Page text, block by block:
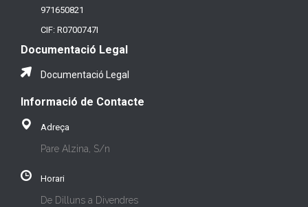
971650821
CIF: R0700747I
Documentació Legal
Documentació Legal
Informació de Contacte
Adreça
Pare Alzina, S/n
Horari
De Dilluns a Divendres